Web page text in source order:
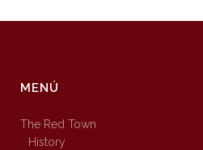
MENÚ
The Red Town
History